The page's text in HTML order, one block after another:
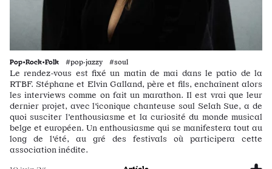
Pop•Rock•Folk #pop·jazzy #soul
Le rendez-vous est fixé un matin de mai dans le patio de la
RTBF. Stéphane et Elvin Galland, père et fils, enchaînent alors
les interviews comme on fait un marathon. Il est vrai que leur
dernier projet, avec l'iconique chanteuse soul Selah Sue, a de
quoi susciter l’enthousiasme et la curiosité du monde musical
belge et européen. Un enthousiasme qui se manifestera tout au
long de l'été, au gré des festivals où participera cette
association inédite.